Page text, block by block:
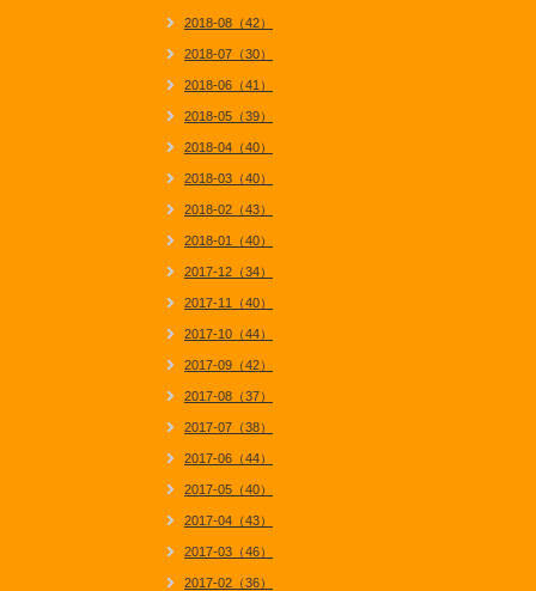
2018-08（42）
2018-07（30）
2018-06（41）
2018-05（39）
2018-04（40）
2018-03（40）
2018-02（43）
2018-01（40）
2017-12（34）
2017-11（40）
2017-10（44）
2017-09（42）
2017-08（37）
2017-07（38）
2017-06（44）
2017-05（40）
2017-04（43）
2017-03（46）
2017-02（36）